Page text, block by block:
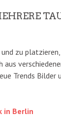
zu
Trends Bilder
in Berlin